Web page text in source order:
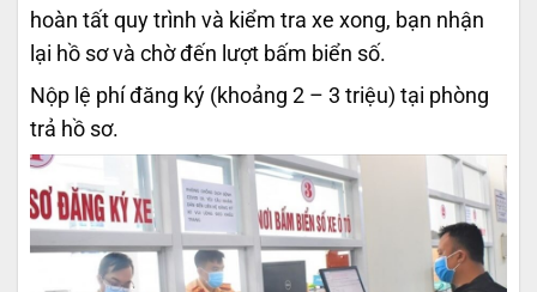
hoàn tất quy trình và kiểm tra xe xong, bạn nhận
lại hồ sơ và chờ đến lượt bấm biển số.
Nộp lệ phí đăng ký (khoảng 2 – 3 triệu) tại phòng
trả hồ sơ.